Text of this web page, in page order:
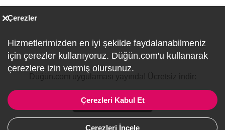
Çerezler
Hizmetlerimizden en iyi şekilde faydalanabilmeniz
için çerezler kullanıyoruz. Düğün.com'u kullanarak
çerezlere izin vermiş olursunuz.
Çerezleri Kabul Et
Çerezleri İncele